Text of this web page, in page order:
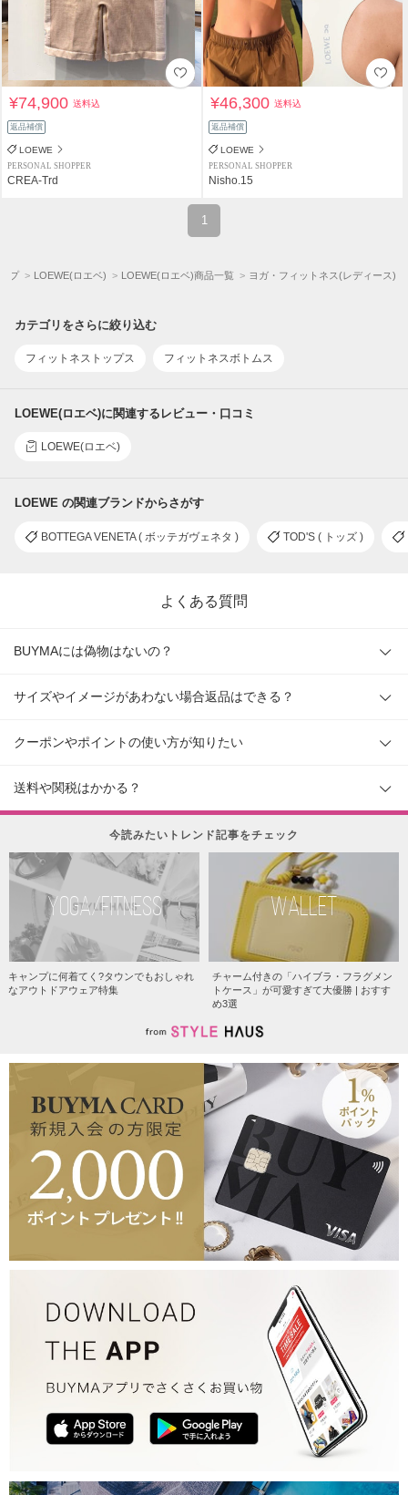
¥74,900送料込
返品補償
LOEWE
PERSONAL SHOPPER
CREA-Trd
¥46,300送料込
返品補償
LOEWE
PERSONAL SHOPPER
Nisho.15
1
プ LOEWE(ロエベ) LOEWE(ロエベ)商品一覧 ヨガ・フィットネス(レディース)
カテゴリをさらに絞り込む
フィットネストップス フィットネスボトムス
LOEWE(ロエベ)に関連するレビュー・口コミ
LOEWE(ロエベ)
LOEWE の関連ブランドからさがす
BOTTEGA VENETA ( ボッテガヴェネタ ) TOD'S ( トッズ )
よくある質問
BUYMAには偽物はないの？
サイズやイメージがあわない場合返品はできる？
クーポンやポイントの使い方が知りたい
送料や関税はかかる？
今読みたいトレンド記事をチェック
YOGA/FITNESS
キャンプに何着てく?タウンでもおしゃれ
なアウトドアウェア特集
WALLET
チャーム付きの「ハイブラ・フラグメン
トケース」が可愛すぎて大優勝 | おすす
め3選